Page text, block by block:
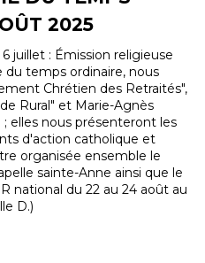
2025
juillet : Émission religieuse
du temps ordinaire, nous
Chrétien des Retraités",
Rural" et Marie-Agnès
elles nous présenteront les
d'action catholique et
organisée ensemble le
sainte-Anne ainsi que le
national du 22 au 24 août au
D.)